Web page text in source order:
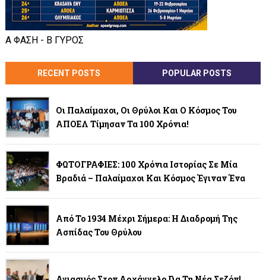
Α ΦΑΣΗ - Β ΓΥΡΟΣ
RECENT POSTS POPULAR POSTS
Οι Παλαίμαχοι, Οι Θρύλοι Και Ο Κόσμος Του
ΑΠΟΕΛ Τίμησαν Τα 100 Χρόνια!
ΦΩΤΟΓΡΑΦΙΕΣ: 100 Χρόνια Ιστορίας Σε Μία
Βραδιά – Παλαίμαχοι Και Κόσμος Έγιναν Ένα
Από Το 1934 Μέχρι Σήμερα: Η Διαδρομή Της
Ασπίδας Του Θρύλου